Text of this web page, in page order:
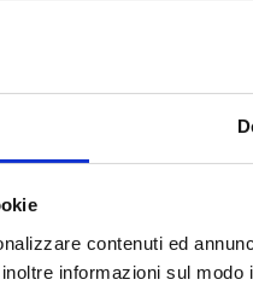
contenuti ed
informazioni sul
lanciando la nuovissima
genere, infatti, solo due
professionale.
positivo delle atlete
di aiutare le atlete in
far si che sempre più
Martha Moore,